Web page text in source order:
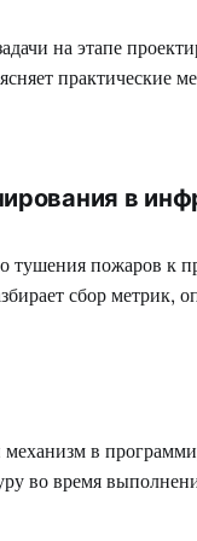
на этапе
в
тушения пожаров
сбор метрик,
во время
о